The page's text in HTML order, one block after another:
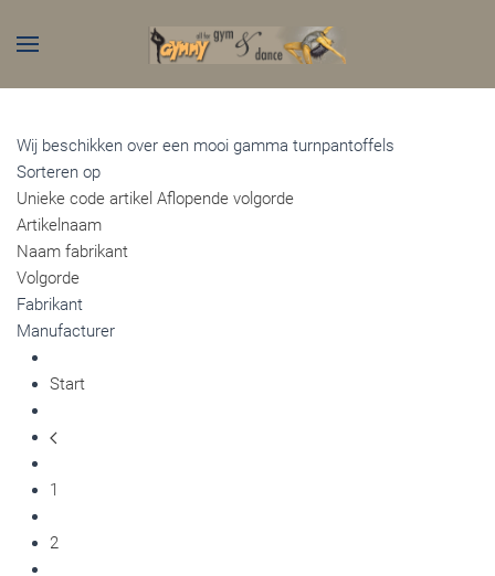
Skip to main content
Wij beschikken over een mooi gamma turnpantoffels
Sorteren op
Unieke code artikel Aflopende volgorde
Artikelnaam
Naam fabrikant
Volgorde
Fabrikant
Manufacturer
Start
1
2